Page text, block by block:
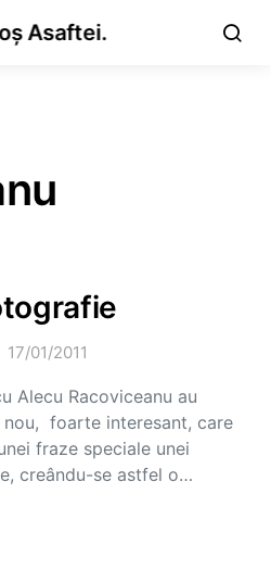
Asaftei.
17/01/2011
Alecu Racoviceanu au
foarte interesant, care
fraze speciale unei
creându-se astfel o…